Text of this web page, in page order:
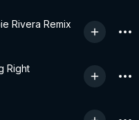
Rivera Remix
Right